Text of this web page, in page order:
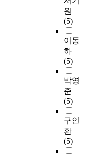
원
(5)
이동
하
(5)
박영
준
(5)
구인
환
(5)